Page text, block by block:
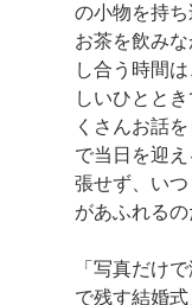
の小物を持
お茶を飲み
し合う時間
しいひとと
くさんお話
で当日を迎
張せず、い
があふれるの
「写真だけ
で残す結婚